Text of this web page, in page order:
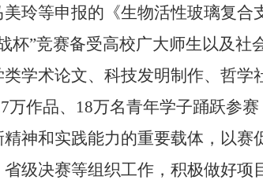
玲等申报的《生物活性玻璃复合
杯”竞赛备受高校广大师生以及社
类学术论文、科技发明制作、哲
万作品、 18万名青年学子踊跃参
神和实践能力的重要载体，以赛
级决赛等组织工作，积极做好